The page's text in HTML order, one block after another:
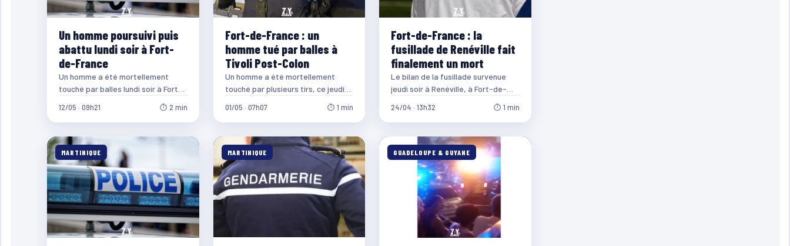
Un homme poursuivi puis
abattu lundi soir à Fort-
de-France
Un homme a été mortellement
touché par balles lundi soir à Fort-
de-France, au niveau de Desclieux.
Selon les…
12/05 · 09h21 ⏱ 2 min
Fort-de-France : un
homme tué par balles à
Tivoli Post-Colon
Un homme a été mortellement
touché par plusieurs tirs, ce jeudi
soir, dans le quartier de Tivoli
Post-Colon…
01/05 · 07h07 ⏱ 1 min
Fort-de-France : la
fusillade de Renéville fait
finalement un mort
Le bilan de la fusillade survenue
jeudi soir à Renéville, à Fort-de-
France, s’alourdit. Le blessé en
urgence absolue…
24/04 · 13h32 ⏱ 1 min
MARTINIQUE MARTINIQUE GUADELOUPE & GUYANE